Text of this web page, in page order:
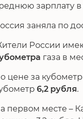
зарплату в
заняла по
России
газа в
цене за
6,2 рубля.
первом месте –